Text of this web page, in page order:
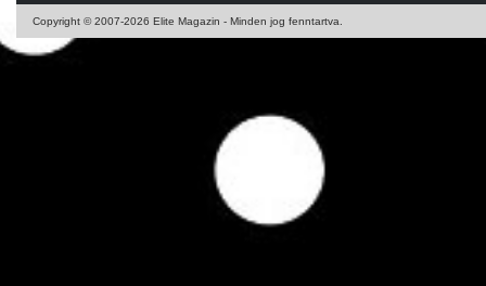
Copyright © 2007-2026 Elite Magazin - Minden jog fenntartva.